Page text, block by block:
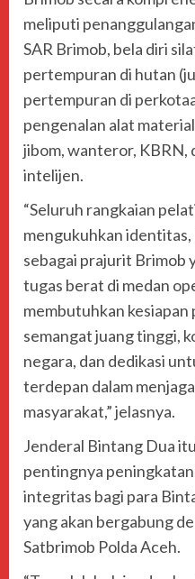
meliputi
SAR Brimob, bela diri
pertempuran di hutan
pertempuran di
pengenalan alat
jibom, wanteror, KBRN,
intelijen.
“Seluruh rangkaian
mengukuhkan
sebagai prajurit Brimob
tugas berat di medan
membutuhkan kesiapan
semangat juang tinggi,
negara, dan dedikasi
terdepan dalam
masyarakat,” jelasnya.
Jenderal Bintang Dua
pentingnya
integritas bagi para
yang akan bergabung
Satbrimob Polda Aceh.